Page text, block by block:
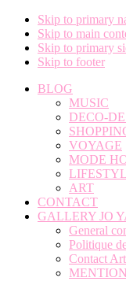
Skip to primary
Skip to main
Skip to primary
Skip to footer
BLOG
MUSIC
DECO-
VOYAGE
MODE
ART
CONTACT
GALLERY JO
General
Politique
Contact